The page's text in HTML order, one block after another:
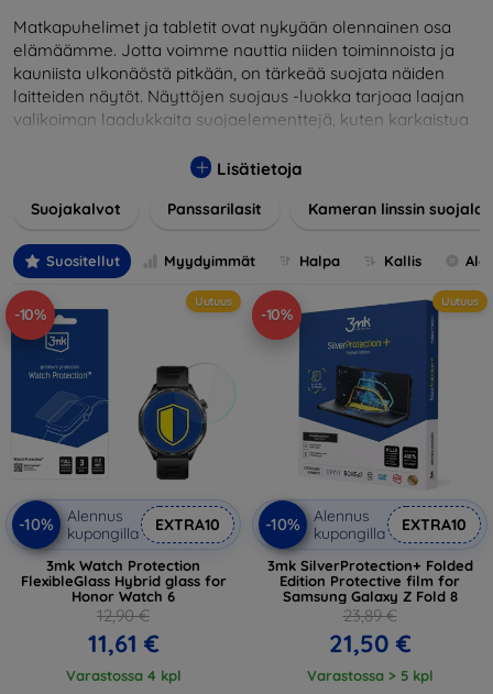
Matkapuhelimet ja tabletit ovat nykyään olennainen osa
elämäämme. Jotta voimme nauttia niiden toiminnoista ja
kauniista ulkonäöstä pitkään, on tärkeää suojata näiden
laitteiden näytöt. Näyttöjen suojaus -luokka tarjoaa laajan
valikoiman laadukkaita suojaelementtejä, kuten karkaistua
turvallisuuden ja pidentävät näyttöjen käyttöikää. Karkaistu
kun taas kalvot suojaavat pieniltä vaurioilta ja minimoivat
suojaa investointisi jokapäiväisiltä sudenkuopilta.
Valikoimassamme on tuotteita, jotka ovat yhteensopivia
useiden eri merkkien ja mallien kanssa, mikä takaa, että
jokainen asiakas löytää laitteelleen ihanteellisen suojan.
Lisätietoja
Suojakalvot Panssarilasit Kameran linssin
Suositellut Myydyimmät Halpa Kallis
-10%
Uutuus
-10%
Alennus
kupongilla
EXTRA10
3mk Watch Protection
FlexibleGlass Hybrid glass for
Honor Watch 6
12,90 €
11,61 €
Varastossa 4 kpl
-10%
Uutuus
-10%
Alennus
kupongilla
EXTRA10
3mk SilverProtection+ Folded
Edition Protective film for
Samsung Galaxy Z Fold 8
23,89 €
21,50 €
Varastossa > 5 kpl